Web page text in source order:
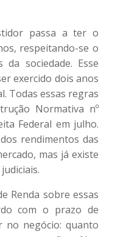
passa a ter o
respeitando-se o
sociedade. Esse
exercido dois anos
Todas essas regras
Normativa nº
Federal em julho.
rendimentos das
mas já existe
Renda sobre essas
com o prazo de
no negócio: quanto